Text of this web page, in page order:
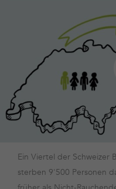
Ein Viertel der Schweizer
sterben 9'500 Personen